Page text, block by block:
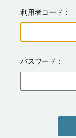
利用者コード
パスワード